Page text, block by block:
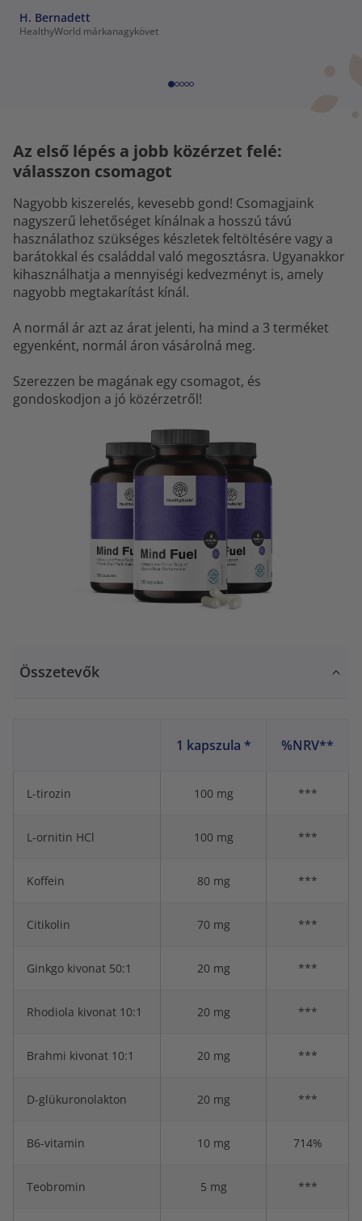
H. Bernadett
HealthyWorld márkanagykövet
Az első lépés a jobb közérzet felé:
válasszon csomagot
Nagyobb kiszerelés, kevesebb gond! Csomagjaink
nagyszerű lehetőséget kínálnak a hosszú távú
használathoz szükséges készletek feltöltésére vagy a
barátokkal és családdal való megosztásra. Ugyanakkor
kihasználhatja a mennyiségi kedvezményt is, amely
nagyobb megtakarítást kínál.
A normál ár azt az árat jelenti, ha mind a 3 terméket
egyenként, normál áron vásárolná meg.
Szerezzen be magának egy csomagot, és
gondoskodjon a jó közérzetről!
Összetevők
1 kapszula * %NRV**
L-tirozin 100 mg ***
L-ornitin HCl 100 mg ***
Koffein 80 mg ***
Citikolin 70 mg ***
Ginkgo kivonat 50:1 20 mg ***
Rhodiola kivonat 10:1 20 mg ***
Brahmi kivonat 10:1 20 mg ***
D-glükuronolakton 20 mg ***
B6-vitamin 10 mg 714%
Teobromin 5 mg ***